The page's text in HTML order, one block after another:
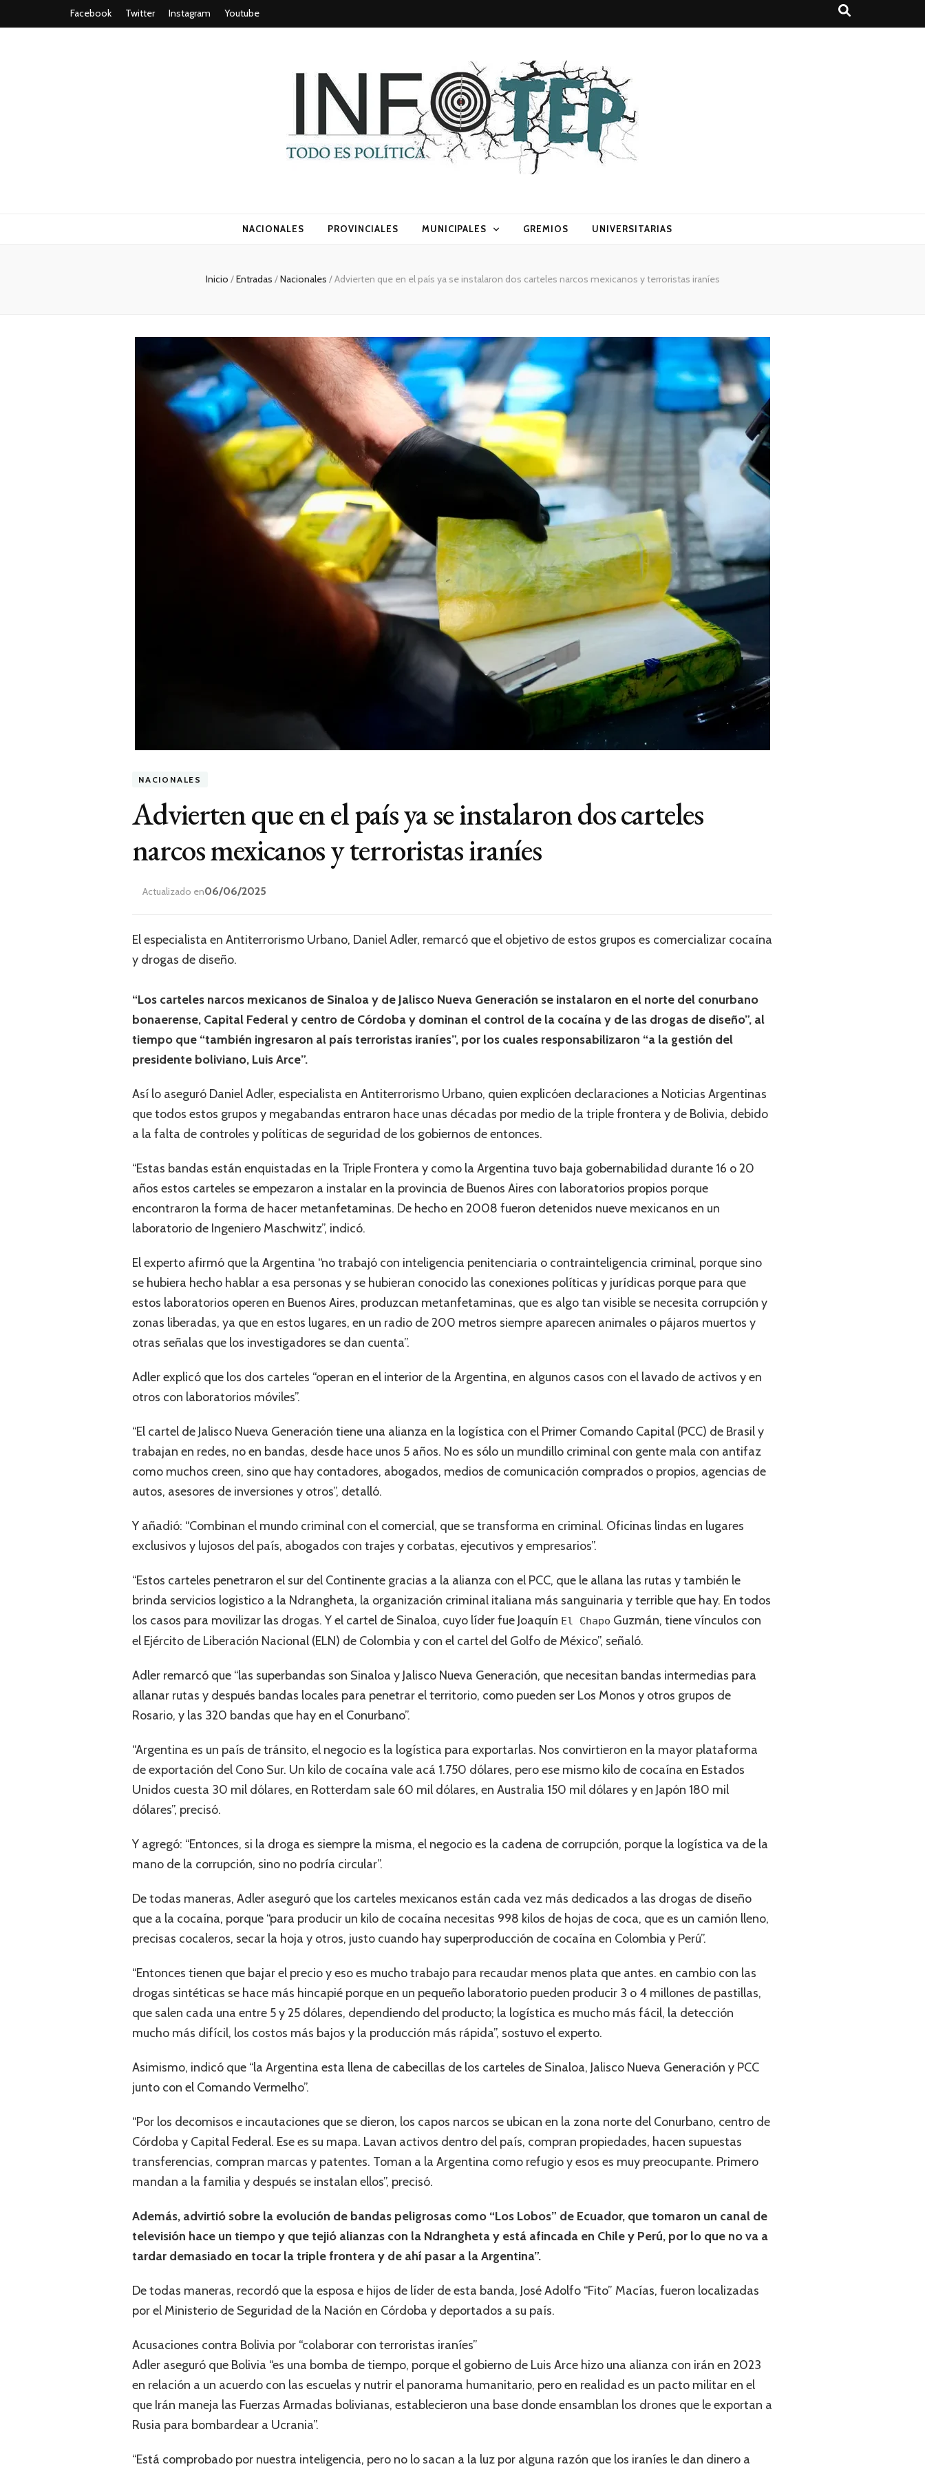
Facebook Twitter Instagram Youtube
Todo es (rosca) política
NACIONALES PROVINCIALES MUNICIPALES GREMIOS UNIVERSITARIAS
Inicio /Entradas /Nacionales /Advierten que en el país ya se instalaron dos carteles narcos mexicanos y terroristas iraníes
NACIONALES
Advierten que en el país ya se instalaron dos carteles
narcos mexicanos y terroristas iraníes
Actualizado en06/06/2025
El especialista en Antiterrorismo Urbano, Daniel Adler, remarcó que el objetivo de estos grupos es comercializar cocaína
y drogas de diseño.
“Los carteles narcos mexicanos de Sinaloa y de Jalisco Nueva Generación se instalaron en el norte del conurbano
bonaerense, Capital Federal y centro de Córdoba y dominan el control de la cocaína y de las drogas de diseño”, al
tiempo que “también ingresaron al país terroristas iraníes”, por los cuales responsabilizaron “a la gestión del
presidente boliviano, Luis Arce”.
Así lo aseguró Daniel Adler, especialista en Antiterrorismo Urbano, quien explicóen declaraciones a Noticias Argentinas
que todos estos grupos y megabandas entraron hace unas décadas por medio de la triple frontera y de Bolivia, debido
a la falta de controles y políticas de seguridad de los gobiernos de entonces.
“Estas bandas están enquistadas en la Triple Frontera y como la Argentina tuvo baja gobernabilidad durante 16 o 20
años estos carteles se empezaron a instalar en la provincia de Buenos Aires con laboratorios propios porque
encontraron la forma de hacer metanfetaminas. De hecho en 2008 fueron detenidos nueve mexicanos en un
laboratorio de Ingeniero Maschwitz”, indicó.
El experto afirmó que la Argentina “no trabajó con inteligencia penitenciaria o contrainteligencia criminal, porque sino
se hubiera hecho hablar a esa personas y se hubieran conocido las conexiones políticas y jurídicas porque para que
estos laboratorios operen en Buenos Aires, produzcan metanfetaminas, que es algo tan visible se necesita corrupción y
zonas liberadas, ya que en estos lugares, en un radio de 200 metros siempre aparecen animales o pájaros muertos y
otras señalas que los investigadores se dan cuenta”.
Adler explicó que los dos carteles “operan en el interior de la Argentina, en algunos casos con el lavado de activos y en
otros con laboratorios móviles”.
“El cartel de Jalisco Nueva Generación tiene una alianza en la logística con el Primer Comando Capital (PCC) de Brasil y
trabajan en redes, no en bandas, desde hace unos 5 años. No es sólo un mundillo criminal con gente mala con antifaz
como muchos creen, sino que hay contadores, abogados, medios de comunicación comprados o propios, agencias de
autos, asesores de inversiones y otros”, detalló.
Y añadió: “Combinan el mundo criminal con el comercial, que se transforma en criminal. Oficinas lindas en lugares
exclusivos y lujosos del país, abogados con trajes y corbatas, ejecutivos y empresarios”.
“Estos carteles penetraron el sur del Continente gracias a la alianza con el PCC, que le allana las rutas y también le
brinda servicios logistico a la Ndrangheta, la organización criminal italiana más sanguinaria y terrible que hay. En todos
los casos para movilizar las drogas. Y el cartel de Sinaloa, cuyo líder fue Joaquín El Chapo Guzmán, tiene vínculos con
el Ejército de Liberación Nacional (ELN) de Colombia y con el cartel del Golfo de México”, señaló.
Adler remarcó que “las superbandas son Sinaloa y Jalisco Nueva Generación, que necesitan bandas intermedias para
allanar rutas y después bandas locales para penetrar el territorio, como pueden ser Los Monos y otros grupos de
Rosario, y las 320 bandas que hay en el Conurbano”.
“Argentina es un país de tránsito, el negocio es la logística para exportarlas. Nos convirtieron en la mayor plataforma
de exportación del Cono Sur. Un kilo de cocaína vale acá 1.750 dólares, pero ese mismo kilo de cocaína en Estados
Unidos cuesta 30 mil dólares, en Rotterdam sale 60 mil dólares, en Australia 150 mil dólares y en Japón 180 mil
dólares”, precisó.
Y agregó: “Entonces, si la droga es siempre la misma, el negocio es la cadena de corrupción, porque la logística va de la
mano de la corrupción, sino no podría circular”.
De todas maneras, Adler aseguró que los carteles mexicanos están cada vez más dedicados a las drogas de diseño
que a la cocaína, porque “para producir un kilo de cocaína necesitas 998 kilos de hojas de coca, que es un camión lleno,
precisas cocaleros, secar la hoja y otros, justo cuando hay superproducción de cocaína en Colombia y Perú”.
“Entonces tienen que bajar el precio y eso es mucho trabajo para recaudar menos plata que antes. en cambio con las
drogas sintéticas se hace más hincapié porque en un pequeño laboratorio pueden producir 3 o 4 millones de pastillas,
que salen cada una entre 5 y 25 dólares, dependiendo del producto; la logística es mucho más fácil, la detección
mucho más difícil, los costos más bajos y la producción más rápida”, sostuvo el experto.
Asimismo, indicó que “la Argentina esta llena de cabecillas de los carteles de Sinaloa, Jalisco Nueva Generación y PCC
junto con el Comando Vermelho”.
“Por los decomisos e incautaciones que se dieron, los capos narcos se ubican en la zona norte del Conurbano, centro de
Córdoba y Capital Federal. Ese es su mapa. Lavan activos dentro del país, compran propiedades, hacen supuestas
transferencias, compran marcas y patentes. Toman a la Argentina como refugio y esos es muy preocupante. Primero
mandan a la familia y después se instalan ellos”, precisó.
Además, advirtió sobre la evolución de bandas peligrosas como “Los Lobos” de Ecuador, que tomaron un canal de
televisión hace un tiempo y que tejió alianzas con la Ndrangheta y está afincada en Chile y Perú, por lo que no va a
tardar demasiado en tocar la triple frontera y de ahí pasar a la Argentina”.
De todas maneras, recordó que la esposa e hijos de líder de esta banda, José Adolfo “Fito” Macías, fueron localizadas
por el Ministerio de Seguridad de la Nación en Córdoba y deportados a su país.
Acusaciones contra Bolivia por “colaborar con terroristas iraníes”
Adler aseguró que Bolivia “es una bomba de tiempo, porque el gobierno de Luis Arce hizo una alianza con irán en 2023
en relación a un acuerdo con las escuelas y nutrir el panorama humanitario, pero en realidad es un pacto militar en el
que Irán maneja las Fuerzas Armadas bolivianas, establecieron una base donde ensamblan los drones que le exportan a
Rusia para bombardear a Ucrania”.
“Está comprobado por nuestra inteligencia, pero no lo sacan a la luz por alguna razón que los iraníes le dan dinero a